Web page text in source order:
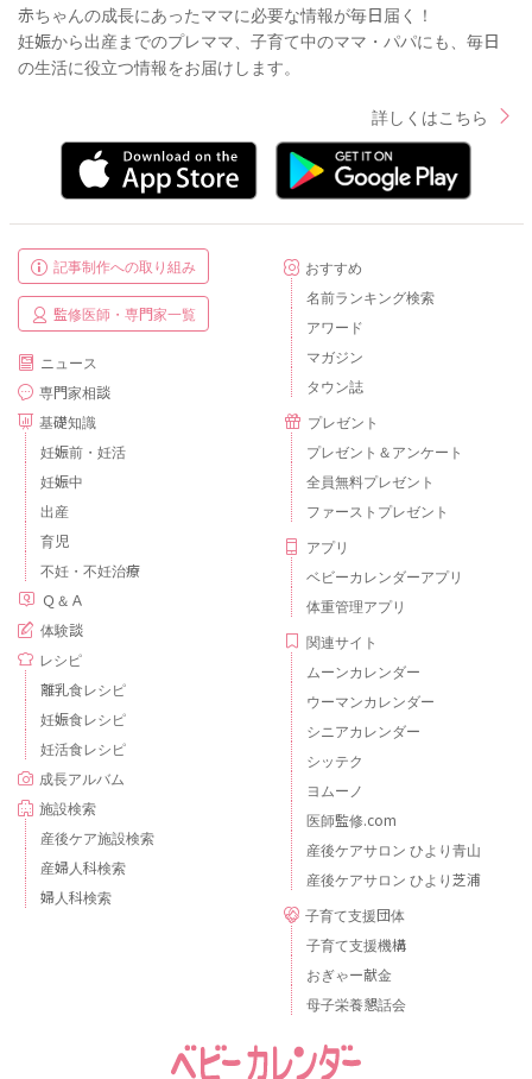
赤ちゃんの成長にあったママに必要な情報が毎日届く！
妊娠から出産までのプレママ、子育て中のママ・パパにも、毎日
の生活に役立つ情報をお届けします。
詳しくはこちら
記事制作への取り組み
監修医師・専門家一覧
ニュース
専門家相談
基礎知識
妊娠前・妊活
妊娠中
出産
育児
不妊・不妊治療
Ｑ＆Ａ
体験談
レシピ
離乳食レシピ
妊娠食レシピ
妊活食レシピ
成長アルバム
施設検索
産後ケア施設検索
産婦人科検索
婦人科検索
おすすめ
名前ランキング検索
アワード
マガジン
タウン誌
プレゼント
プレゼント＆アンケート
全員無料プレゼント
ファーストプレゼント
アプリ
ベビーカレンダーアプリ
体重管理アプリ
関連サイト
ムーンカレンダー
ウーマンカレンダー
シニアカレンダー
シッテク
ヨムーノ
医師監修.com
産後ケアサロン ひより青山
産後ケアサロン ひより芝浦
子育て支援団体
子育て支援機構
おぎゃー献金
母子栄養懇話会